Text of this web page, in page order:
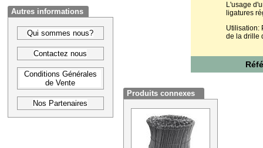
Autres informations
Qui sommes nous?
Contactez nous
Conditions Générales
de Vente
Nos Partenaires
L'usage
ligatures
Utilisation:
de la drille
Produits connexes